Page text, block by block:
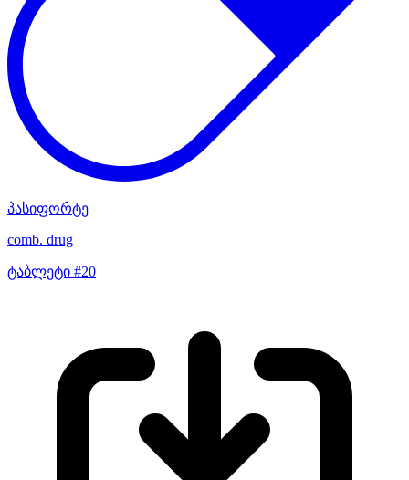
პასიფორტე
comb. drug
ტაბლეტი #20